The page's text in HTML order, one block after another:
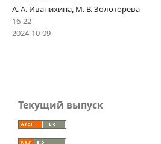
А. А. Иванихина, М. В. Золоторева
16-22
2024-10-09
Текущий выпуск